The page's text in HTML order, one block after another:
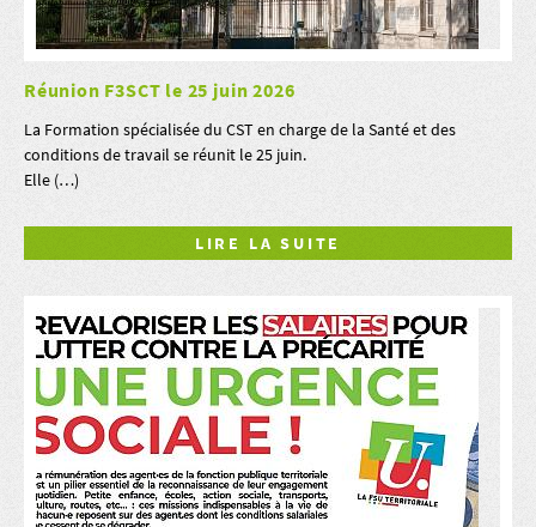
Réunion F3SCT le 25 juin 2026
La Formation spécialisée du CST en charge de la Santé et des
conditions de travail se réunit le 25 juin.
Elle (…)
LIRE LA SUITE